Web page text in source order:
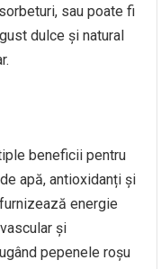
sau poate fi
dulce și natural
beneficii pentru
apă, antioxidanți și
energie
și
pepenele roșu